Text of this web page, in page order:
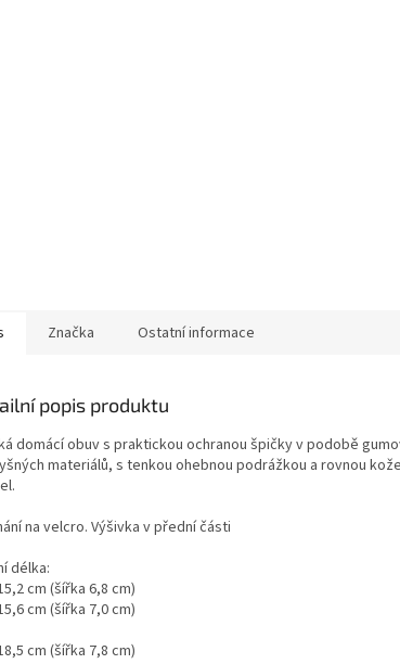
Značka Ostatní informace
popis produktu
domácí obuv s praktickou ochranou špičky v podobě
materiálů, s tenkou ohebnou podrážkou a rovnou
na velcro. Výšivka v přední části
délka:
cm (šířka 6,8 cm)
cm (šířka 7,0 cm)
cm (šířka 7,8 cm)